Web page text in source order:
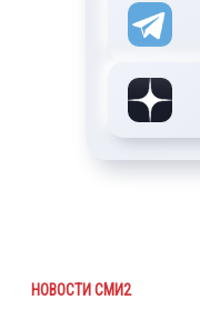
НОВОСТИ СМИ2